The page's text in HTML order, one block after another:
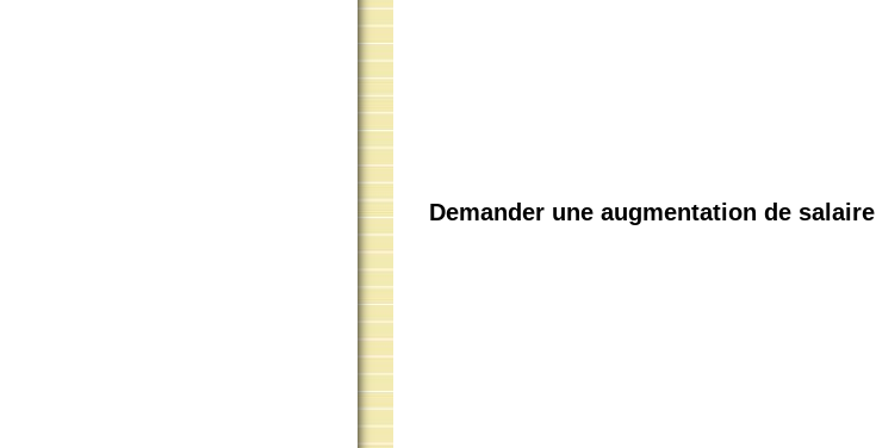
Demander une augmentation de salaire